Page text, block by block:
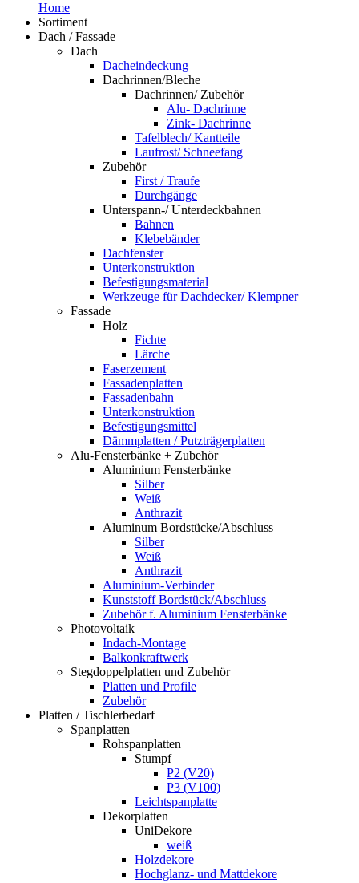
Home
Sortiment
Dach / Fassade
Dach
Dacheindeckung
Dachrinnen/Bleche
Dachrinnen/ Zubehör
Alu- Dachrinne
Zink- Dachrinne
Tafelblech/ Kantteile
Laufrost/ Schneefang
Zubehör
First / Traufe
Durchgänge
Unterspann-/ Unterdeckbahnen
Bahnen
Klebebänder
Dachfenster
Unterkonstruktion
Befestigungsmaterial
Werkzeuge für Dachdecker/ Klempner
Fassade
Holz
Fichte
Lärche
Faserzement
Fassadenplatten
Fassadenbahn
Unterkonstruktion
Befestigungsmittel
Dämmplatten / Putzträgerplatten
Alu-Fensterbänke + Zubehör
Aluminium Fensterbänke
Silber
Weiß
Anthrazit
Aluminum Bordstücke/Abschluss
Silber
Weiß
Anthrazit
Aluminium-Verbinder
Kunststoff Bordstück/Abschluss
Zubehör f. Aluminium Fensterbänke
Photovoltaik
Indach-Montage
Balkonkraftwerk
Stegdoppelplatten und Zubehör
Platten und Profile
Zubehör
Platten / Tischlerbedarf
Spanplatten
Rohspanplatten
Stumpf
P2 (V20)
P3 (V100)
Leichtspanplatte
Dekorplatten
UniDekore
weiß
Holzdekore
Hochglanz- und Mattdekore